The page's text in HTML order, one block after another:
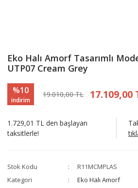
Eko Halı Amorf Tasarımlı
UTP07 Cream Grey
%10
indirim
19.010,00 TL 17.109,00
1.729,01 TL den başlayan
taksitlerle!
Stok Kodu
R11MCMPLAS
Kategori
Eko Halı Amorf